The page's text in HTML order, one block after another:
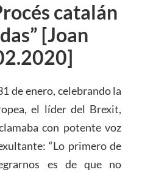
catalán
[Joan
de enero, celebrando la
el líder del Brexit,
con potente voz
“Lo primero de
es de que no